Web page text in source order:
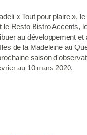
« Tout pour plaire »,
le Resto Bistro Accents,
au développement et
de la Madeleine au
saison
au 10 mars 2020.